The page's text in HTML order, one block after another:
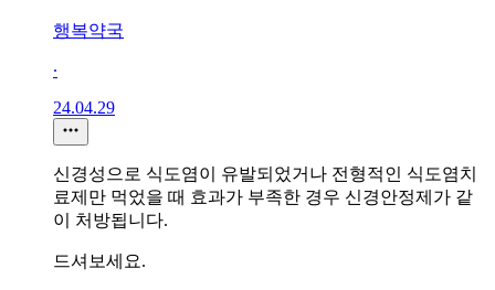
행복약국
∙
24.04.29
신경성으로 식도염이 유발되었거나 전형적인 식도염치
료제만 먹었을 때 효과가 부족한 경우 신경안정제가 같
이 처방됩니다.
드셔보세요.